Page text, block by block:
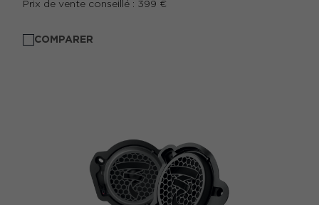
Prix de vente conseillé : 399 €
COMPARER